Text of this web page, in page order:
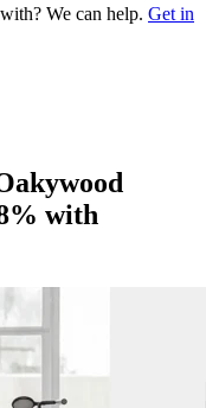
We can help. Get in
with